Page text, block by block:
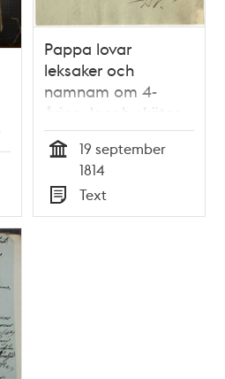
Pappa lovar
leksaker och
namnam om 4-
årige Jacob sköter
sig - brev 1814
19 september
1814
Typ
Text